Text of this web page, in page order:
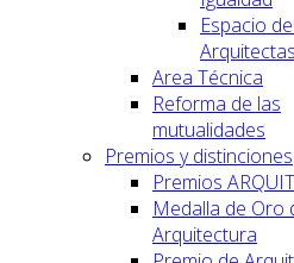
Espacio
Arquitectas
Area Técnica
Reforma de las
mutualidades
Premios y distinciones
Premios
Medalla de Oro
Arquitectura